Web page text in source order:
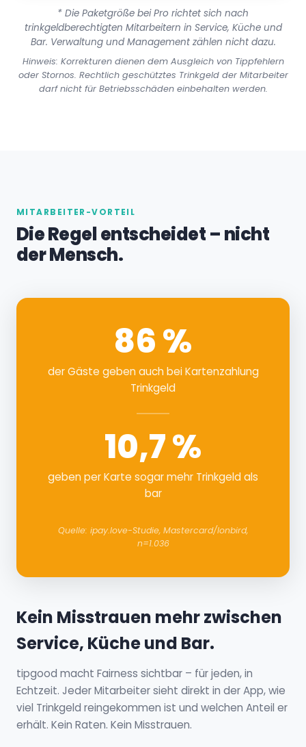
* Die Paketgröße bei Pro richtet sich nach
trinkgeldberechtigten Mitarbeitern in Service, Küche und
Bar. Verwaltung und Management zählen nicht dazu.
Hinweis: Korrekturen dienen dem Ausgleich von Tippfehlern
oder Stornos. Rechtlich geschütztes Trinkgeld der Mitarbeiter
darf nicht für Betriebsschäden einbehalten werden.
MITARBEITER-VORTEIL
Die Regel entscheidet – nicht
der Mensch.
86 %
der Gäste geben auch bei Kartenzahlung
Trinkgeld
10,7 %
geben per Karte sogar mehr Trinkgeld als
bar
Quelle: ipay.love-Studie, Mastercard/Ionbird,
n=1.036
Kein Misstrauen mehr zwischen
Service, Küche und Bar.
tipgood macht Fairness sichtbar – für jeden, in
Echtzeit. Jeder Mitarbeiter sieht direkt in der App, wie
viel Trinkgeld reingekommen ist und welchen Anteil er
erhält. Kein Raten. Kein Misstrauen.